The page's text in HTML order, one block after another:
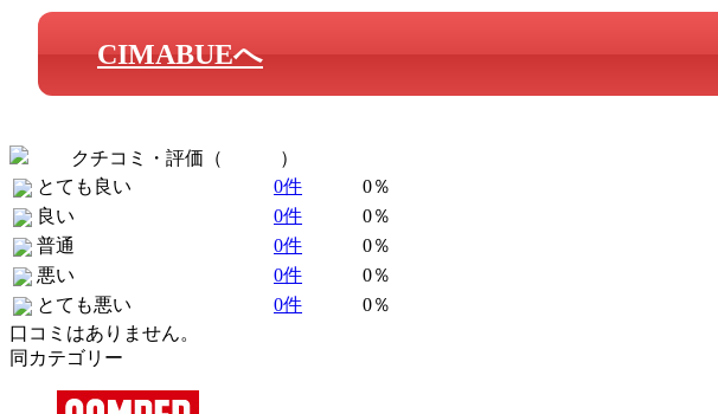
CIMABUEへ
クチコミ・評価（
）
とても良い
0件
0％
良い
0件
0％
普通
0件
0％
悪い
0件
0％
とても悪い
0件
0％
口コミはありません。
同カテゴリー